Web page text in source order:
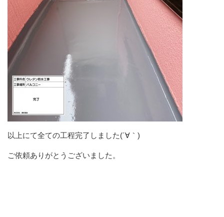
以上にて全ての工程完了しました(´∀｀)
ご依頼ありがとうございました。